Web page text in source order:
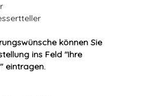
können Sie
ins Feld "Ihre
eintragen.